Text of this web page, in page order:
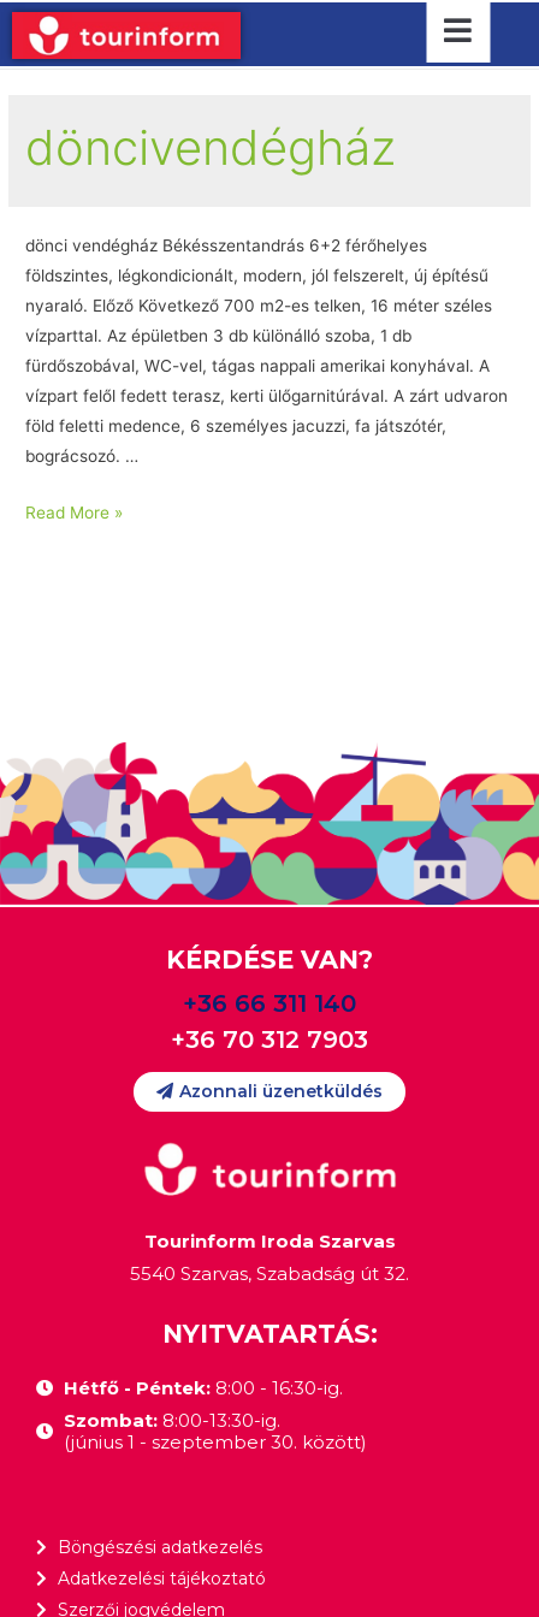
döncivendégház
dönci vendégház Békésszentandrás 6+2 férőhelyes
földszintes, légkondicionált, modern, jól felszerelt, új építésű
nyaraló. Előző Következő 700 m2-es telken, 16 méter széles
vízparttal. Az épületben 3 db különálló szoba, 1 db
fürdőszobával, WC-vel, tágas nappali amerikai konyhával. A
vízpart felől fedett terasz, kerti ülőgarnitúrával. A zárt udvaron
föld feletti medence, 6 személyes jacuzzi, fa játszótér,
bográcsozó. …
Read More »
KÉRDÉSE VAN?
+36 66 311 140
+36 70 312 7903
Azonnali üzenetküldés
Tourinform Iroda Szarvas
5540 Szarvas, Szabadság út 32.
NYITVATARTÁS:
Hétfő - Péntek:8:00 - 16:30-ig.
Szombat: 8:00-13:30-ig.
(június 1 - szeptember 30. között)
Böngészési adatkezelés
Adatkezelési tájékoztató
Szerzői jogvédelem